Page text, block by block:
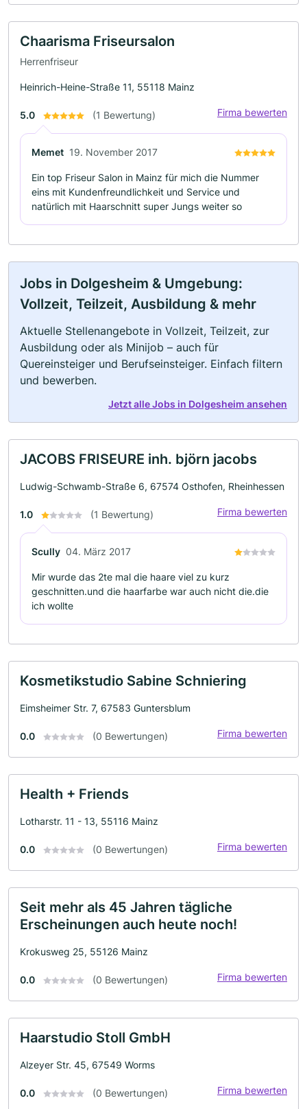
Chaarisma Friseursalon
Herrenfriseur
Heinrich-Heine-Straße 11, 55118 Mainz
5.0 (1 Bewertung) Firma bewerten
Memet 19. November 2017
Ein top Friseur Salon in Mainz für mich die Nummer
eins mit Kundenfreundlichkeit und Service und
natürlich mit Haarschnitt super Jungs weiter so
Jobs in Dolgesheim & Umgebung:
Vollzeit, Teilzeit, Ausbildung & mehr
Aktuelle Stellenangebote in Vollzeit, Teilzeit, zur
Ausbildung oder als Minijob – auch für
Quereinsteiger und Berufseinsteiger. Einfach filtern
und bewerben.
Jetzt alle Jobs in Dolgesheim ansehen
JACOBS FRISEURE inh. björn jacobs
Ludwig-Schwamb-Straße 6, 67574 Osthofen, Rheinhessen
1.0 (1 Bewertung) Firma bewerten
Scully 04. März 2017
Mir wurde das 2te mal die haare viel zu kurz
geschnitten.und die haarfarbe war auch nicht die.die
ich wollte
Kosmetikstudio Sabine Schniering
Eimsheimer Str. 7, 67583 Guntersblum
0.0 (0 Bewertungen) Firma bewerten
Health + Friends
Lotharstr. 11 - 13, 55116 Mainz
0.0 (0 Bewertungen) Firma bewerten
Seit mehr als 45 Jahren tägliche
Erscheinungen auch heute noch!
Krokusweg 25, 55126 Mainz
0.0 (0 Bewertungen) Firma bewerten
Haarstudio Stoll GmbH
Alzeyer Str. 45, 67549 Worms
0.0 (0 Bewertungen) Firma bewerten